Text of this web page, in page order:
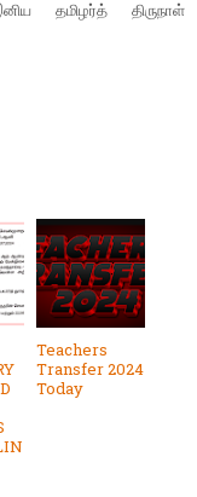
தமிழர்த் திருநாள்
Teachers
Transfer 2024
Today